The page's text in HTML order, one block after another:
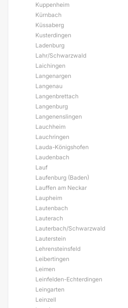
Kuppenheim
Kürnbach
Küssaberg
Kusterdingen
Ladenburg
Lahr/Schwarzwald
Laichingen
Langenargen
Langenau
Langenbrettach
Langenburg
Langenenslingen
Lauchheim
Lauchringen
Lauda-Königshofen
Laudenbach
Lauf
Laufenburg (Baden)
Lauffen am Neckar
Laupheim
Lautenbach
Lauterach
Lauterbach/Schwarzwald
Lauterstein
Lehrensteinsfeld
Leibertingen
Leimen
Leinfelden-Echterdingen
Leingarten
Leinzell